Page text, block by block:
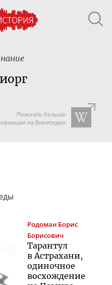
Поискать больше
на Википедии
Родоман Борис
Борисович
Тарантул
в Астрахани,
одиночное
восхождение